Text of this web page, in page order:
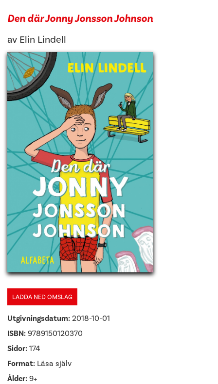
Den där Jonny Jonsson Johnson
av Elin Lindell
LADDA NED OMSLAG
Utgivningsdatum: 2018-10-01
ISBN: 9789150120370
Sidor: 174
Format: Läsa själv
Ålder: 9+